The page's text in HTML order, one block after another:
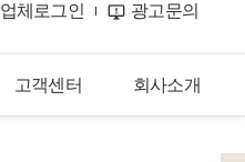
업체로그인 광고문의
고객센터 회사소개